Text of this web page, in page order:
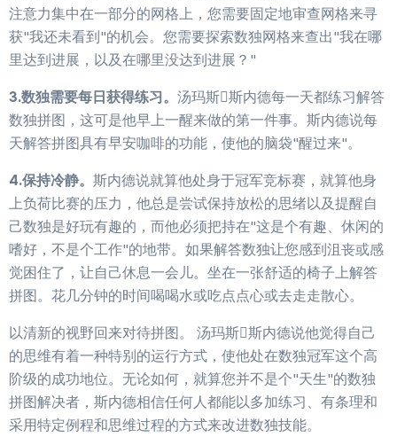
注意力集中在一部分的网格上，您需要固定地审查网格来寻
获"我还未看到"的机会。您需要探索数独网格来查出"我在哪
里达到进展，以及在哪里没达到进展？"
3.数独需要每日获得练习。 汤玛斯斯内德每一天都练习解答
数独拼图，这可是他早上一醒来做的第一件事。斯内德说每
天解答拼图具有早安咖啡的功能，使他的脑袋"醒过来"。
4.保持冷静。 斯内德说就算他处身于冠军竞标赛，就算他身
上负荷比赛的压力，他总是尝试保持放松的思绪以及提醒自
己数独是好玩有趣的，而他必须把持在"这是个有趣、休闲的
嗜好，不是个工作"的地带。如果解答数独让您感到沮丧或感
觉困住了，让自己休息一会儿。坐在一张舒适的椅子上解答
拼图。花几分钟的时间喝喝水或吃点点心或去走走散心。
以清新的视野回来对待拼图。 汤玛斯斯内德说他觉得自己
的思维有着一种特别的运行方式，使他处在数独冠军这个高
阶级的成功地位。无论如何，就算您并不是个"天生"的数独
拼图解决者，斯内德相信任何人都能以多加练习、有条理和
采用特定例程和思维过程的方式来改进数独技能。